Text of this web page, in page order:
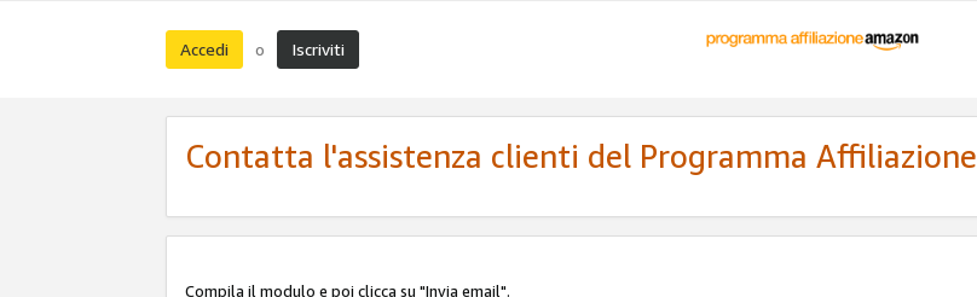
Accedi o Iscriviti
Contatta l'assistenza clienti del Programma Affiliazione
Compila il modulo e poi clicca su "Invia email".